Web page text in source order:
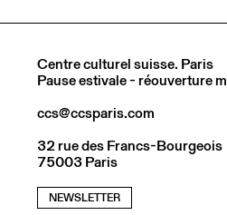
Centre culturel suisse. Paris
Pause estivale - réouverture
ccs@ccsparis.com
32 rue des Francs-Bourgeois
75003 Paris
NEWSLETTER